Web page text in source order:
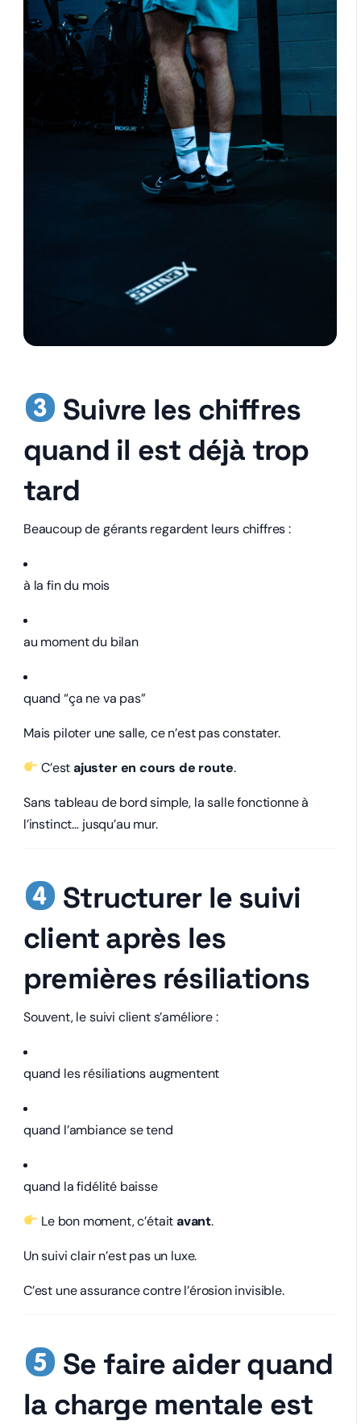
Suivre les chiffres
quand il est déjà trop
tard
Beaucoup de gérants regardent leurs chiffres :
à la fin du mois
au moment du bilan
quand “ça ne va pas”
Mais piloter une salle, ce n’est pas constater.
C’estajuster en cours de route.
Sans tableau de bord simple, la salle fonctionne à
l’instinct… jusqu’au mur.
Structurer le suivi
client après les
premières résiliations
Souvent, le suivi client s’améliore :
quand les résiliations augmentent
quand l’ambiance se tend
quand la fidélité baisse
Le bon moment, c’étaitavant.
Un suivi clair n’est pas un luxe.
C’est une assurance contre l’érosion invisible.
Se faire aider quand
la charge mentale est